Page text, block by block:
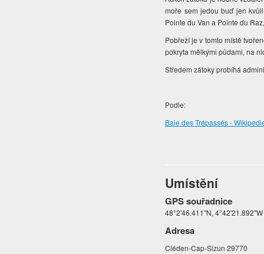
moře sem jedou buď jen
Pointe du Van a Pointe du
Pobřeží je v tomto místě
pokryta mělkými půdami, na
Středem zátoky probíhá
Podle:
Baie des Trépassés -
Umístění
GPS souřadnice
48°2'46.411"N, 4°42'21.892"W
Adresa
Cléden-Cap-Sizun 29770